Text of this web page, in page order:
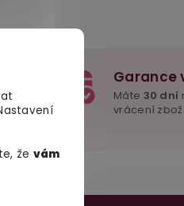
že vám
důležité
Garance
Máte 30 dní
vrácení